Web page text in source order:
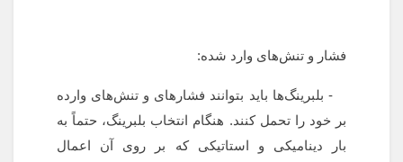
فشار و تنش‌های وارد شده:
- بلبرینگ‌ها باید بتوانند فشارهای و تنش‌های وارده
بر خود را تحمل کنند. هنگام انتخاب بلبرینگ، حتماً به
بار دینامیکی و استاتیکی که بر روی آن اعمال